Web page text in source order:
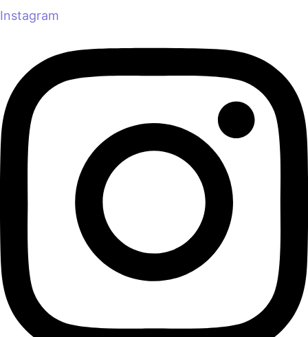
Instagram